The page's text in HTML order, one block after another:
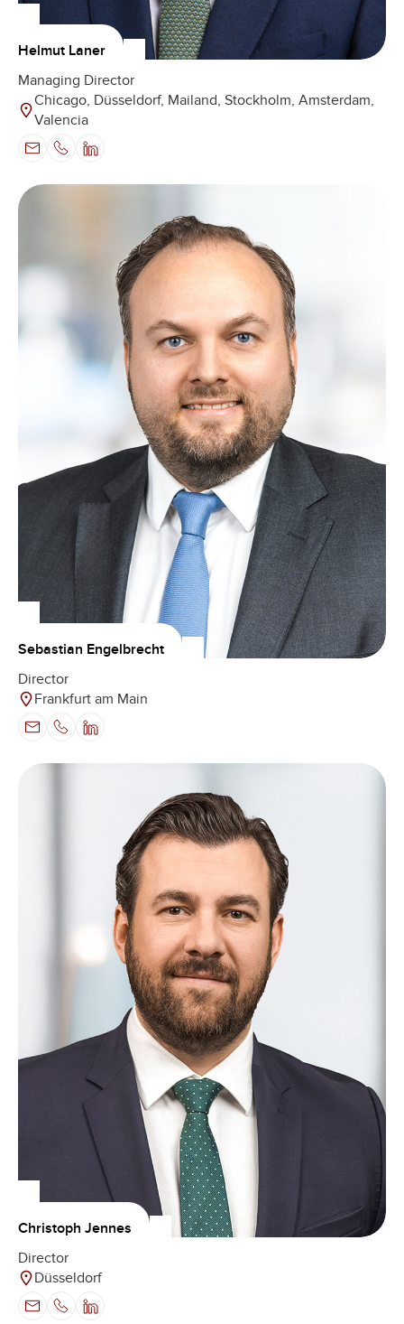
Helmut Laner
Managing Director
Chicago, Düsseldorf, Mailand, Stockholm, Amsterdam,
Valencia
Sebastian Engelbrecht
Director
Frankfurt am Main
Christoph Jennes
Director
Düsseldorf